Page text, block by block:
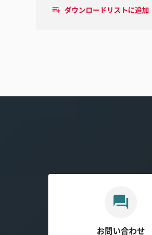
ダウンロードリストに追加
お問い合わせ